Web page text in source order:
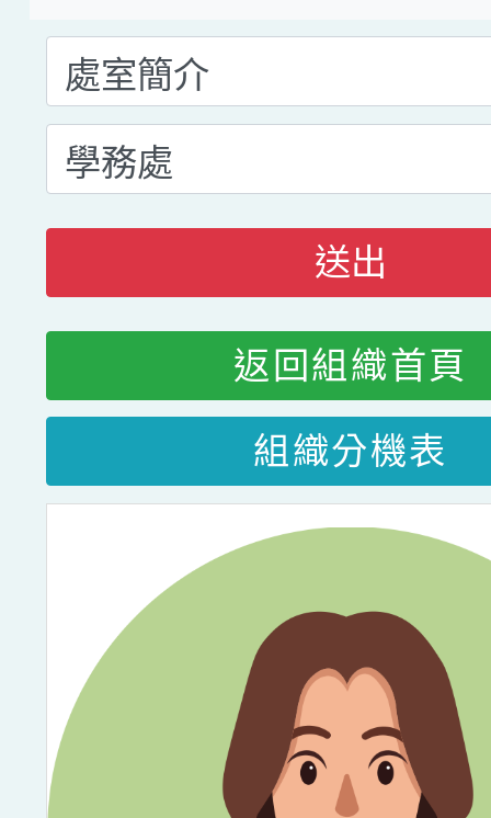
送出
返回組織首頁
組織分機表